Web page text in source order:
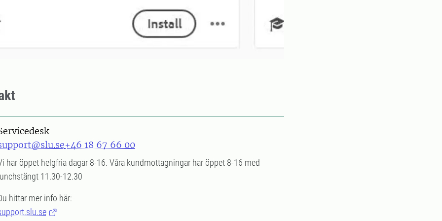
+46 18 67 66 00
har öppet helgfria dagar 8-16. Våra kundmottagningar har öppet 8-16 med
11.30-12.30
hittar mer info här: